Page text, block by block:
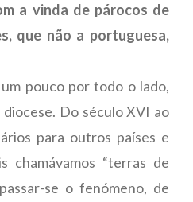
a vinda de párocos de
que não a portuguesa,
pouco por todo o lado,
Do século XVI ao
para outros países e
chamávamos “terras de
se o fenómeno, de